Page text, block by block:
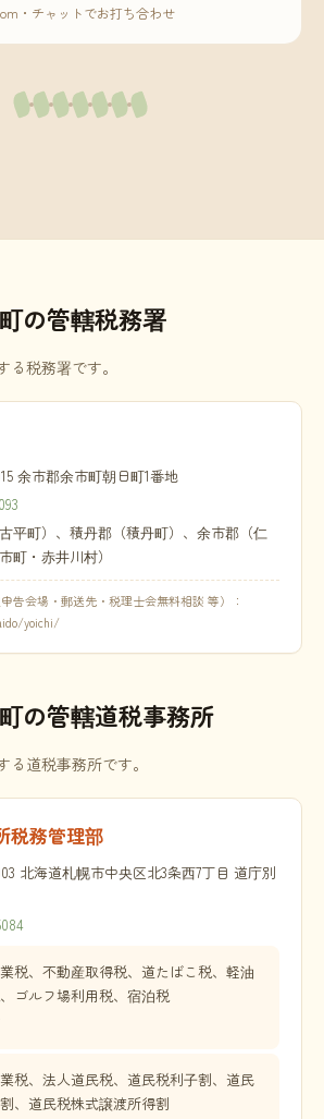
・チャットでお打ち合わせ
の管轄税務署
税務署です。
余市郡余市町朝日町1番地
平町）、積丹郡（積丹町）、余市郡（仁
町・赤井川村）
告会場・郵送先・税理士会無料相談 等）：
yoichi/
の管轄道税事務所
道税事務所です。
税務管理部
北海道札幌市中央区北3条西7丁目 道庁別
税、不動産取得税、道たばこ税、軽油
ゴルフ場利用税、宿泊税
税、法人道民税、道民税利子割、道民
、道民税株式譲渡所得割